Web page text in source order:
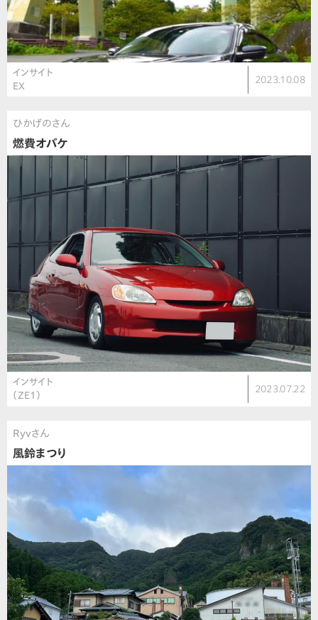
インサイト
EX
2023.10.08
ひかげのさん
燃費オバケ
インサイト
（ZE1）
2023.07.22
Ryvさん
風鈴まつり